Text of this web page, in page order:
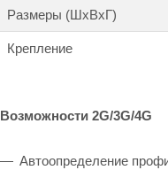
Размеры (ШxВxГ)
Крепление
Возможности 2G/3G/4G
Автоопределение